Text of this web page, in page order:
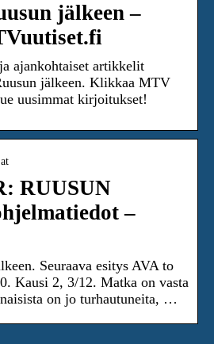
jälkeen –
ajankohtaiset artikkelit
jälkeen. Klikkaa MTV
uusimmat kirjoitukset!
RUUSUN
–
Seuraava esitys AVA to
Kausi 2, 3/12. Matka on vasta
on jo turhautuneita, …